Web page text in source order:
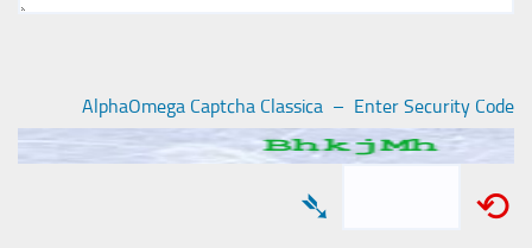
AlphaOmega Captcha Classica – Enter Security Code
⟲
➴